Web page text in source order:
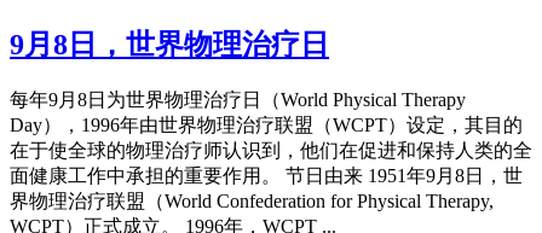
9月8日，世界物理治疗日
每年9月8日为世界物理治疗日（World Physical Therapy
Day），1996年由世界物理治疗联盟（WCPT）设定，其目的
在于使全球的物理治疗师认识到，他们在促进和保持人类的全
面健康工作中承担的重要作用。 节日由来 1951年9月8日，世
界物理治疗联盟（World Confederation for Physical Therapy,
WCPT）正式成立。 1996年，WCPT ...